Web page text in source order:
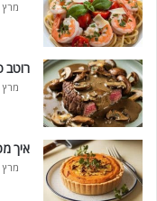
מרץ 9, 2025
רוטב
מרץ 9, 2025
איך
מרץ 9, 2025